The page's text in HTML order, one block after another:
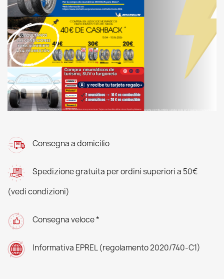
Consegna a domicilio
Spedizione gratuita per ordini superiori a 50€
(vedi condizioni)
Consegna veloce *
Informativa EPREL (regolamento 2020/740-C1)